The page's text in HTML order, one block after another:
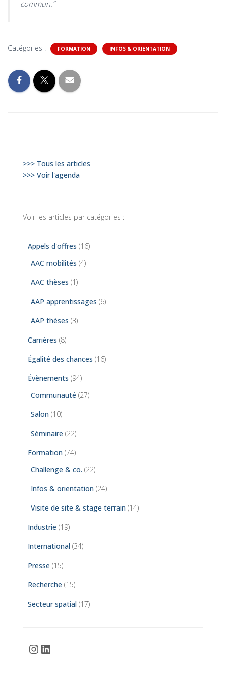
commun.”
Catégories : FORMATION INFOS & ORIENTATION
>>> Tous les articles
>>> Voir l'agenda
Voir les articles par catégories :
Appels d'offres (16)
AAC mobilités (4)
AAC thèses (1)
AAP apprentissages (6)
AAP thèses (3)
Carrières (8)
Égalité des chances (16)
Évènements (94)
Communauté (27)
Salon (10)
Séminaire (22)
Formation (74)
Challenge & co. (22)
Infos & orientation (24)
Visite de site & stage terrain (14)
Industrie (19)
International (34)
Presse (15)
Recherche (15)
Secteur spatial (17)
InstagramLinkedIn